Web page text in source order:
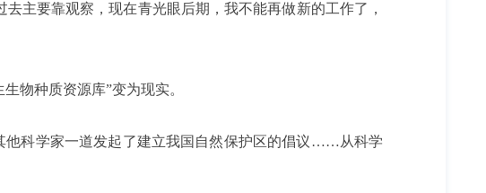
主要靠观察，现在青光眼后期，我不能再做新的工作了，
物种质资源库”变为现实。
他科学家一道发起了建立我国自然保护区的倡议……从科学